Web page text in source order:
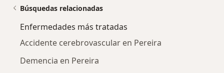
Búsquedas relacionadas
Enfermedades más tratadas
Accidente cerebrovascular en Pereira
Demencia en Pereira